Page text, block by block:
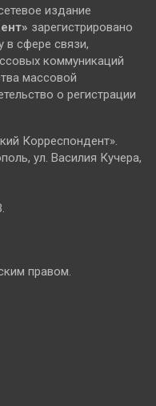
издание
зарегистрировано
сфере связи,
коммуникаций
массовой
о регистрации
Корреспондент».
ул. Василия Кучера,
правом.